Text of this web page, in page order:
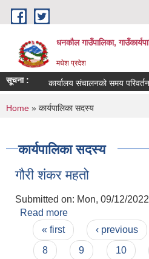
Skip to main content
धनकौल गाउँपालिका,
मधेश प्रदेश
सूचना : कार्यालय संचालनको समय परिवर्तन
You are here
Home » कार्यपालिका सदस्य
कार्यपालिका सदस्य
गौरी शंकर महतो
Submitted on: Mon, 09/12/
Read more
Pages
« first ‹ previous
8
9 10